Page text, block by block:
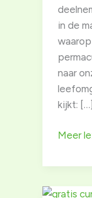
in de
waarop
naar
kijkt: […]
Nog
paar
Meer